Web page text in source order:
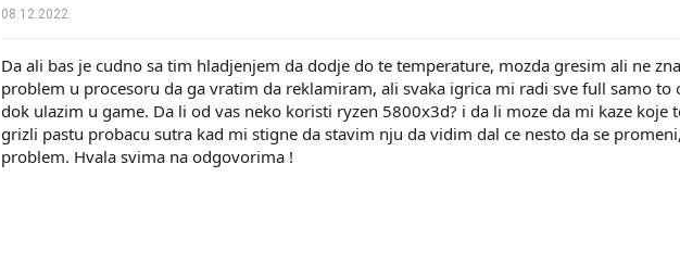
o
n
a
:
08.12.2022.
Da ali bas je cudno sa tim hladjenjem da dodje do te temperature, mozda gresim ali ne
problem u procesoru da ga vratim da reklamiram, ali svaka igrica mi radi sve full samo
dok ulazim u game. Da li od vas neko koristi ryzen 5800x3d? i da li moze da mi kaze
grizli pastu probacu sutra kad mi stigne da stavim nju da vidim dal ce nesto da se
problem. Hvala svima na odgovorima !